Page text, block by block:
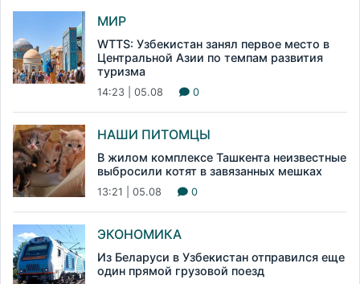
МИР
WTTS: Узбекистан занял первое место в
Центральной Азии по темпам развития
туризма
14:23 | 05.08 0
НАШИ ПИТОМЦЫ
В жилом комплексе Ташкента неизвестные
выбросили котят в завязанных мешках
13:21 | 05.08 0
ЭКОНОМИКА
Из Беларуси в Узбекистан отправился еще
один прямой грузовой поезд